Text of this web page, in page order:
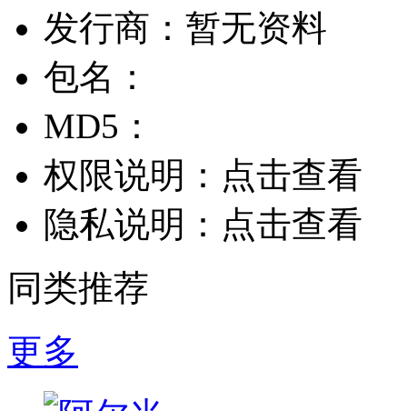
发行商： 暂无资料
包名：
MD5：
权限说明： 点击查看
隐私说明： 点击查看
同类推荐
更多